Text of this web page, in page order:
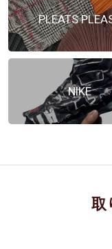
PLEATS
NIKE
取